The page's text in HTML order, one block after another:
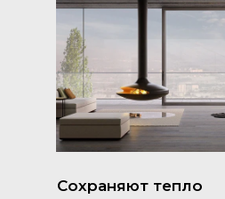
Сохраняют тепло